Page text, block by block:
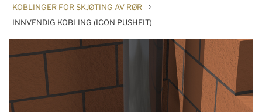
KOBLINGER FOR SKJØTING AV RØR ›
INNVENDIG KOBLING (ICON PUSHFIT)